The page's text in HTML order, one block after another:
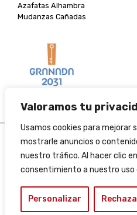
Valoramos tu
Usamos cookies para mejorar
mostrarle anuncios o
nuestro tráfico. Al hacer clic
consentimiento a nuestro uso
Personalizar
Azafatas Alhambra
Mudanzas Cañadas
Aviso legal
Política de cookies
Perfil del contratante